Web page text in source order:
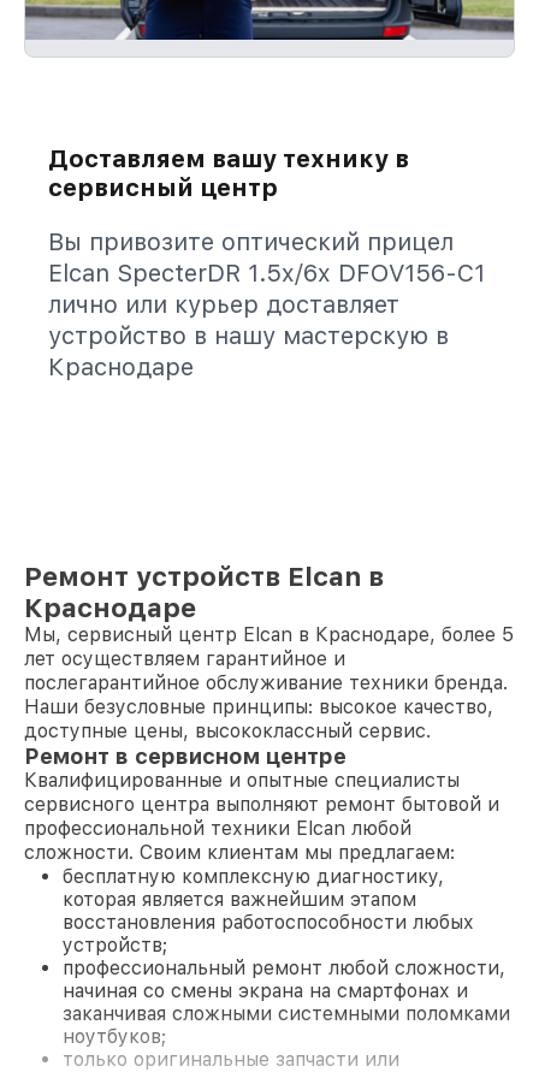
Доставляем вашу технику в
сервисный центр
Вы привозите оптический прицел
Elcan SpecterDR 1.5x/6x DFOV156-C1
лично или курьер доставляет
устройство в нашу мастерскую в
Краснодаре
Ремонт устройств Elcan в
Краснодаре
Мы, сервисный центр Elcan в Краснодаре, более 5
лет осуществляем гарантийное и
послегарантийное обслуживание техники бренда.
Наши безусловные принципы: высокое качество,
доступные цены, высококлассный сервис.
Ремонт в сервисном центре
Квалифицированные и опытные специалисты
сервисного центра выполняют ремонт бытовой и
профессиональной техники Elcan любой
сложности. Своим клиентам мы предлагаем:
бесплатную комплексную диагностику,
которая является важнейшим этапом
восстановления работоспособности любых
устройств;
профессиональный ремонт любой сложности,
начиная со смены экрана на смартфонах и
заканчивая сложными системными поломками
ноутбуков;
только оригинальные запчасти или